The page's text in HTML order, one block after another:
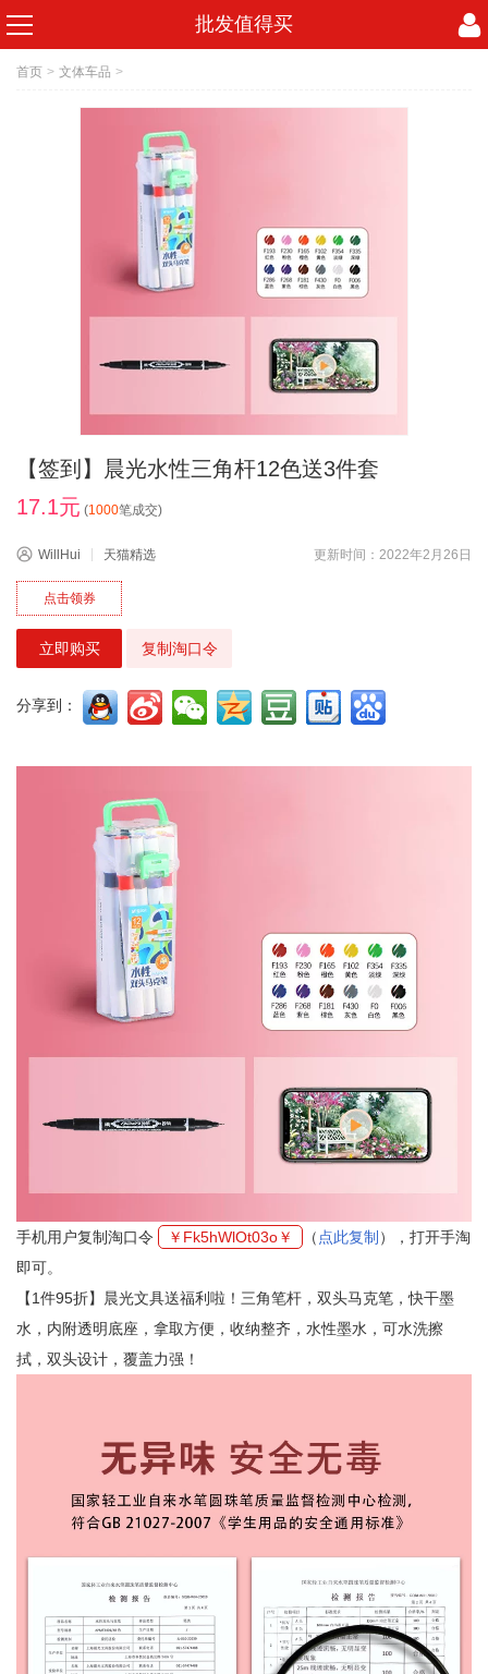
批发值得买
首页 > 文体车品 >
【签到】晨光水性三角杆12色送3件套
17.1元 (1000笔成交)
WillHui 天猫精选 更新时间：2022年2月26日
点击领券
立即购买 复制淘口令
分享到：
手机用户复制淘口令 ￥Fk5hWlOt03o￥ （ 点此复制 ），打开手淘
即可。
【1件95折】晨光文具送福利啦！三角笔杆，双头马克笔，快干墨
水，内附透明底座，拿取方便，收纳整齐，水性墨水，可水洗擦
拭，双头设计，覆盖力强！